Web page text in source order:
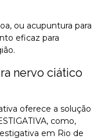
ou acupuntura para
eficaz para
nervo ciático
oferece a solução
como,
em Rio de